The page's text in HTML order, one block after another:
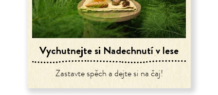
Vychutnejte si Nadechnutí v lese
Zastavte spěch a dejte si na čaj!